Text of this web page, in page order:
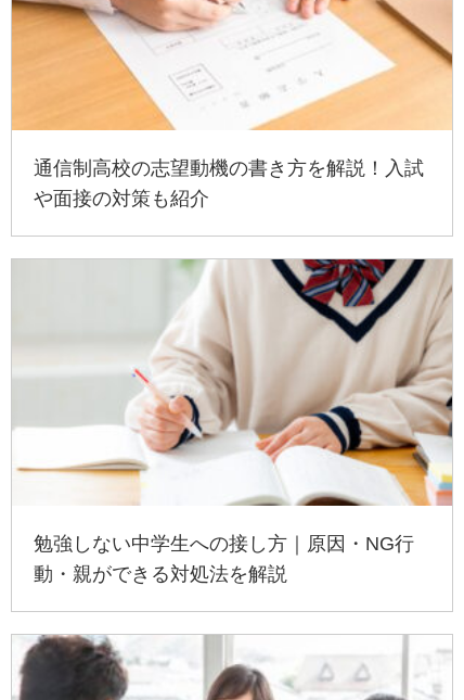
通信制高校の志望動機の書き方を解説！入試
や面接の対策も紹介
勉強しない中学生への接し方｜原因・NG行
動・親ができる対処法を解説